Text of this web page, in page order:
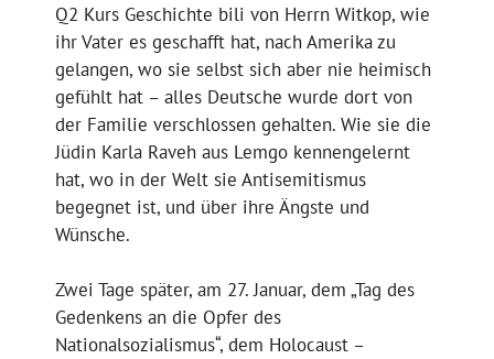
Q2 Kurs Geschichte bili von Herrn Witkop, wie
ihr Vater es geschafft hat, nach Amerika zu
gelangen, wo sie selbst sich aber nie heimisch
gefühlt hat – alles Deutsche wurde dort von
der Familie verschlossen gehalten. Wie sie die
Jüdin Karla Raveh aus Lemgo kennengelernt
hat, wo in der Welt sie Antisemitismus
begegnet ist, und über ihre Ängste und
Wünsche.
Zwei Tage später, am 27. Januar, dem „Tag des
Gedenkens an die Opfer des
Nationalsozialismus“, dem Holocaust –